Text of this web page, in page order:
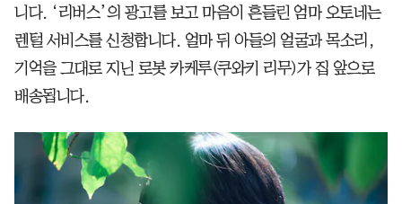
니다. ‘리버스’의 광고를 보고 마음이 흔들린 엄마 오토네는
렌털 서비스를 신청합니다. 얼마 뒤 아들의 얼굴과 목소리,
기억을 그대로 지닌 로봇 카케루(쿠와키 리무)가 집 앞으로
배송됩니다.